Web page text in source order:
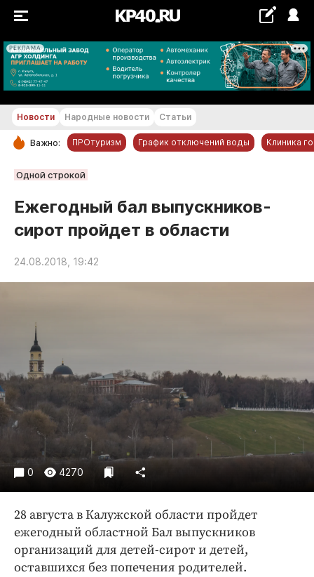
РЕКЛАМА
+25...+26 °С
РУБРИКИ
Новости компаний
Статьи
Народные новости
Авто и транспорт
Недвижимость и ЖКХ
Образование
Общество
Погода
Праздники
Происшествия
Спорт
Экономика и бизнес
ПРОЕКТЫ
Блоги
Новости Народные новости Статьи
Важно: ПРОтуризм График отключений воды Клиника
Одной строкой
Ежегодный бал выпускников-
сирот пройдет в области
24.08.2018, 19:42
0 4270
28 августа в Калужской области пройдет
ежегодный областной Бал выпускников
организаций для детей-сирот и детей,
оставшихся без попечения родителей.